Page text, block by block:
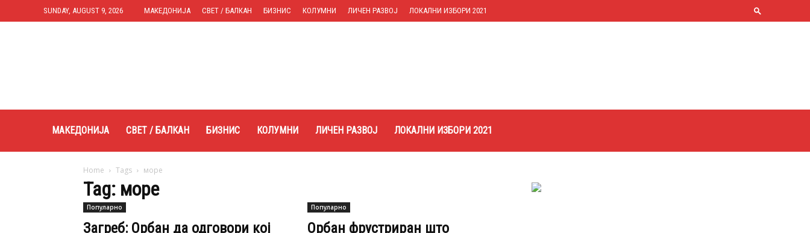
SUNDAY, AUGUST 9, 2026 МАКЕДОНИЈА СВЕТ / БАЛКАН БИЗНИС КОЛУМНИ ЛИЧЕН РАЗВОЈ ЛОКАЛНИ ИЗБОРИ 2021
МАКЕДОНИЈА СВЕТ / БАЛКАН БИЗНИС КОЛУМНИ ЛИЧЕН РАЗВОЈ ЛОКАЛНИ ИЗБОРИ 2021
Home Tags море
Tag: море
Популарно
Загреб: Орбан да одговори кој
Популарно
Орбан фрустриран што